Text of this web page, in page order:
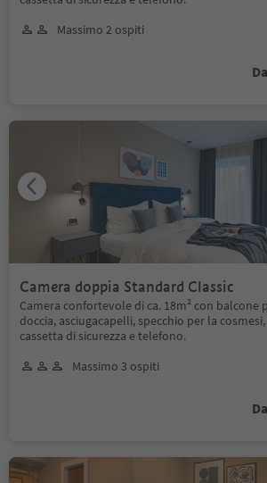
Massimo 2 ospiti
Camera doppia Standard Classic
Camera confortevole di ca. 18m² con balcone
doccia, asciugacapelli, specchio per la
cassetta di sicurezza e telefono.
Massimo 3 ospiti